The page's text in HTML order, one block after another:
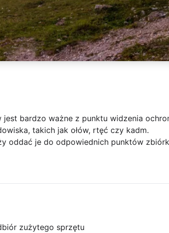
bardzo ważne z punktu widzenia
takich jak ołów, rtęć czy kadm.
oddać je do odpowiednich punktów
zużytego sprzętu